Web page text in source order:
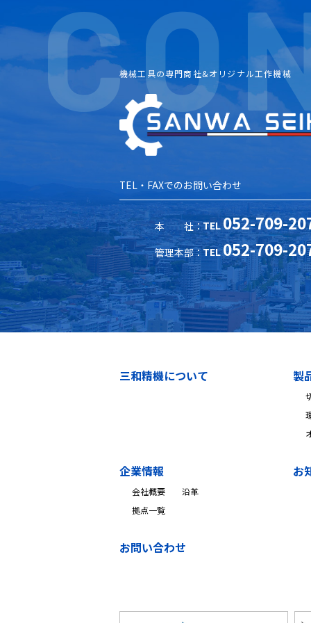
CO
機械工具の専門商社&オリジナル工作機械
TEL・FAXでのお問い合わせ
本 社：TEL052-709-
管理本部：TEL052-709-
三和精機について 製
企業情報
会社概要
沿革
拠点一覧
お
お問い合わせ